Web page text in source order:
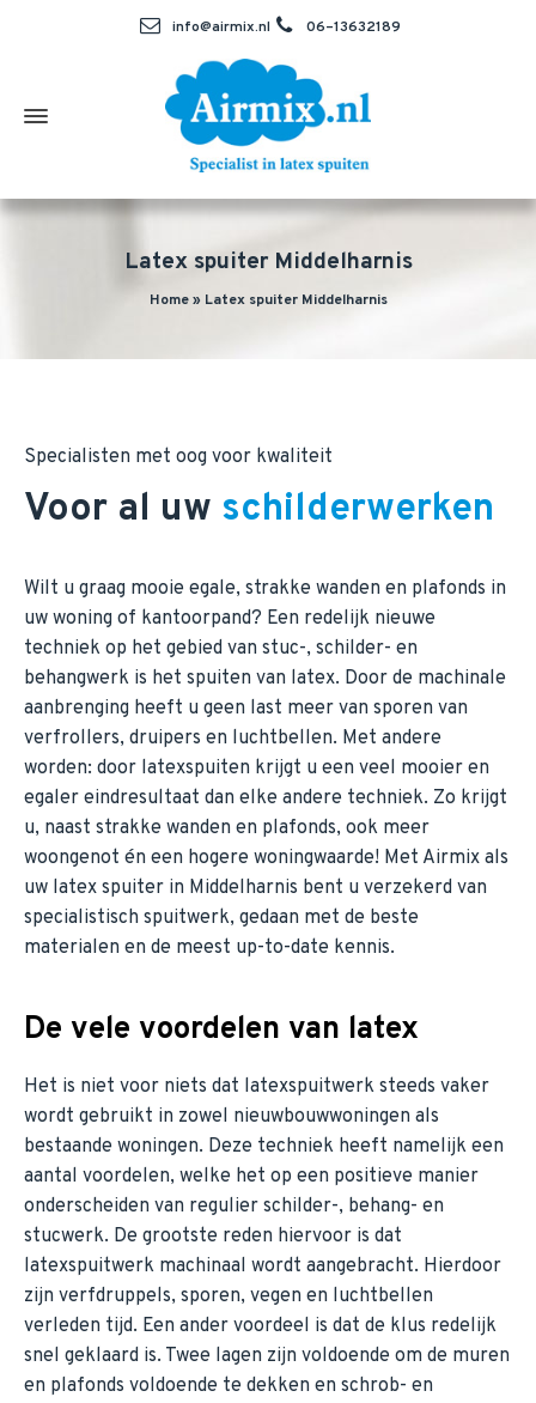
info@airmix.nl 06–13632189
Latex spuiter Middelharnis
Home» Latex spuiter Middelharnis
Specialisten met oog voor kwaliteit
Voor al uw schilderwerken
Wilt u graag mooie egale, strakke wanden en plafonds in
uw woning of kantoorpand? Een redelijk nieuwe
techniek op het gebied van stuc-, schilder- en
behangwerk is het spuiten van latex. Door de machinale
aanbrenging heeft u geen last meer van sporen van
verfrollers, druipers en luchtbellen. Met andere
worden: door latexspuiten krijgt u een veel mooier en
egaler eindresultaat dan elke andere techniek. Zo krijgt
u, naast strakke wanden en plafonds, ook meer
woongenot én een hogere woningwaarde! Met Airmix als
uw latex spuiter in Middelharnis bent u verzekerd van
specialistisch spuitwerk, gedaan met de beste
materialen en de meest up-to-date kennis.
De vele voordelen van latex
Het is niet voor niets dat latexspuitwerk steeds vaker
wordt gebruikt in zowel nieuwbouwwoningen als
bestaande woningen. Deze techniek heeft namelijk een
aantal voordelen, welke het op een positieve manier
onderscheiden van regulier schilder-, behang- en
stucwerk. De grootste reden hiervoor is dat
latexspuitwerk machinaal wordt aangebracht. Hierdoor
zijn verfdruppels, sporen, vegen en luchtbellen
verleden tijd. Een ander voordeel is dat de klus redelijk
snel geklaard is. Twee lagen zijn voldoende om de muren
en plafonds voldoende te dekken en schrob- en